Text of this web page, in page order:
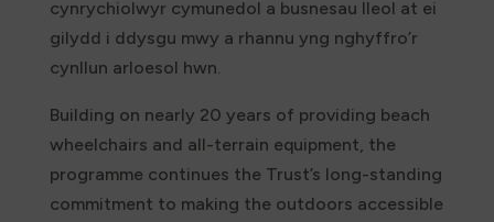
cynrychiolwyr cymunedol a busnesau lleol at ei
gilydd i ddysgu mwy a rhannu yng nghyffro’r
cynllun arloesol hwn.
Building on nearly 20 years of providing beach
wheelchairs and all-terrain equipment, the
programme continues the Trust’s long-standing
commitment to making the outdoors accessible